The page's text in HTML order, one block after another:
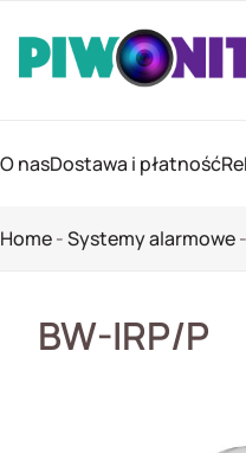
O nasDostawa i płatność
Home-Systemy alarmowe-
BW-IRP/P